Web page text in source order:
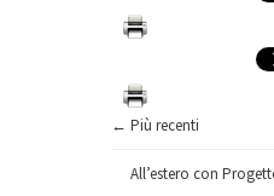
← Più recenti
All’estero con